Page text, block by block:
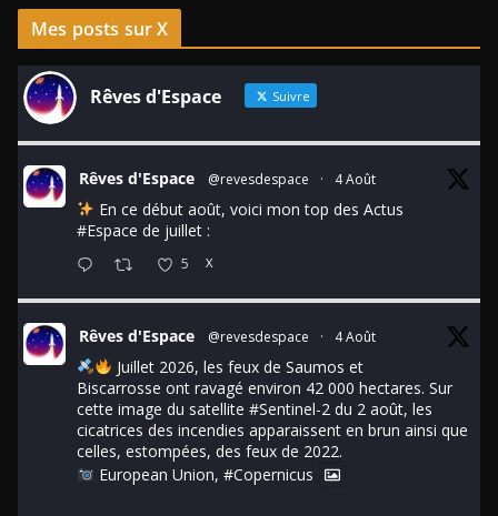
Mes posts sur X
Rêves d'Espace Suivre
Rêves d'Espace @revesdespace · 4 Août
En ce début août, voici mon top des Actus
#Espace de juillet :
5 X
Rêves d'Espace @revesdespace · 4 Août
Juillet 2026, les feux de Saumos et
Biscarrosse ont ravagé environ 42 000 hectares. Sur
cette image du satellite #Sentinel-2 du 2 août, les
cicatrices des incendies apparaissent en brun ainsi que
celles, estompées, des feux de 2022.
European Union, #Copernicus